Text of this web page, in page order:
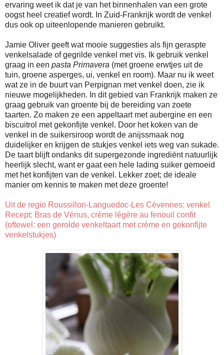
ervaring weet ik dat je van het binnenhalen van een grote
oogst heel creatief wordt. In Zuid-Frankrijk wordt de venkel
dus ook op uiteenlopende manieren gebruikt.
Jamie Oliver geeft wat mooie suggesties als fijn geraspte
venkelsalade of gegrilde venkel met vis. Ik gebruik venkel
graag in een pasta Primavera (met groene erwtjes uit de
tuin, groene asperges, ui, venkel en room). Maar nu ik weet
wat ze in de buurt van Perpignan met venkel doen, zie ik
nieuwe mogelijkheden. In dit gebied van Frankrijk maken ze
graag gebruik van groente bij de bereiding van zoete
taarten. Zo maken ze een appeltaart met aubergine en een
biscuitrol met gekonfijte venkel. Door het koken van de
venkel in de suikersiroop wordt de anijssmaak nog
duidelijker en krijgen de stukjes venkel iets weg van sukade.
De taart blijft ondanks dit supergezonde ingrediënt natuurlijk
heerlijk slecht, want er gaat een hele lading suiker gemoeid
met het konfijten van de venkel. Lekker zoet; de ideale
manier om kennis te maken met deze groente!
Uit de regio Roussillon-Languedoc-Les Cévennes: venkel
Recept: Bras de Vénus, crème légère au fenouil confit
(oftewel: een gerolde venkeltaart met crème en gekonfijte
venkelstukjes)